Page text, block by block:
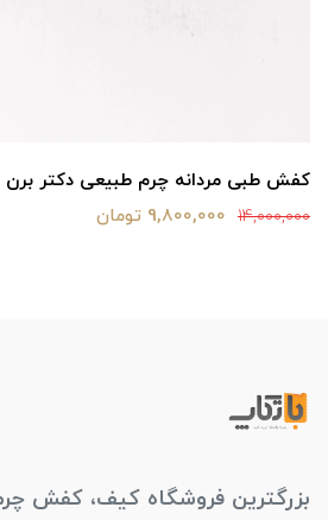
کفش طبی مردانه چرم طبیعی دکتر برن
14,000,000 9,800,000 تومان
بزرگترین فروشگاه کیف، کفش